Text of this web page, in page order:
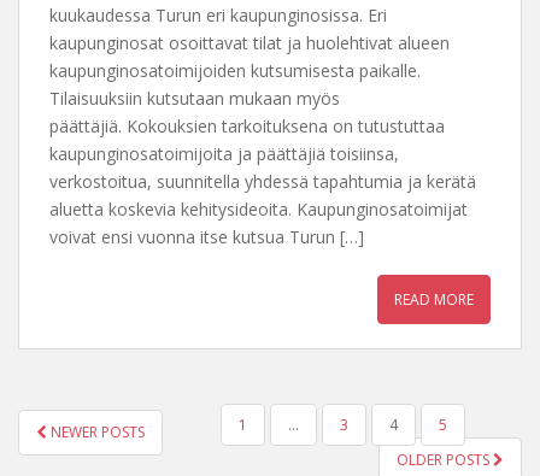
kuukaudessa Turun eri kaupunginosissa. Eri
kaupunginosat osoittavat tilat ja huolehtivat alueen
kaupunginosatoimijoiden kutsumisesta paikalle.
Tilaisuuksiin kutsutaan mukaan myös
päättäjiä. Kokouksien tarkoituksena on tutustuttaa
kaupunginosatoimijoita ja päättäjiä toisiinsa,
verkostoitua, suunnitella yhdessä tapahtumia ja kerätä
aluetta koskevia kehitysideoita. Kaupunginosatoimijat
voivat ensi vuonna itse kutsua Turun […]
READ MORE
POSTS
PAGINATION
NEWER POSTS 1 … 3 4
5
OLDER POSTS